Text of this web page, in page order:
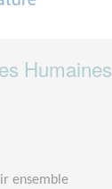
Humaines
ensemble